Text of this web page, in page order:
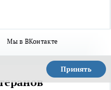
Мы в ВКонтакте
Принять